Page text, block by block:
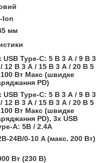
Ion
мм
USB Type-C: 5 В 3 А / 9 В 3
12 В 3 А / 15 В 3 А / 20 В 5
Вт Макс (швидке
PD)
USB Type-C: 5 В 3 А / 9 В 3
12 В 3 А / 15 В 3 А / 20 В 5
Вт Макс (швидке
PD), 3х USB
A: 5В / 2.4A
24В/0-10 A (макс. 200 Вт)
Вт (230 В)